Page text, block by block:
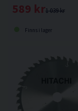
1 039 kr
589 kr
Finns i lager